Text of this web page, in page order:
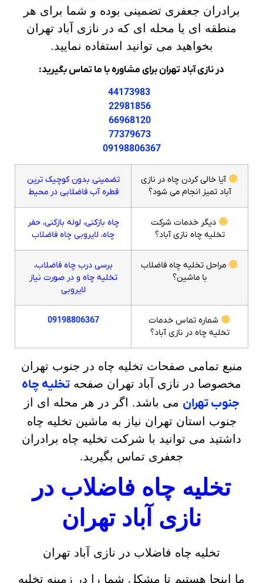
برادران جعفری تضمینی بوده و شما برای هر
منطقه ای یا محله ای که در نازی آباد تهران
بخواهید می توانید استفاده نمایید.
در نازی آباد تهران برای مشاوره با ما تماس بگیرید:
44173983
22981856
66968120
77379673
09198806367
آیا خالی کردن چاه در نازی
آباد تمیز انجام می شود؟
تضمینی بدون کوچیک ترین
قطره آب فاضلابی در محیط
دیگر خدمات شرکت
تخلیه چاه نازی آباد؟
چاه بازکنی، لوله بازکنی، حفر
چاه، لایروبی چاه فاضلاب
مراحل تخلیه چاه فاضلاب
با ماشین؟
برسی درب چاه فاضلاب،
تخلیه چاه و در صورت نیاز
لایروبی
شماره تماس خدمات
تخلیه چاه در نازی آباد؟
09198806367
منبع تمامی صفحات تخلیه چاه در جنوب تهران
مخصوصا در نازی آباد تهران صفحه تخلیه چاه
جنوب تهران می باشد. اگر در هر محله ای از
جنوب استان تهران نیاز به ماشین تخلیه چاه
داشتید می توانید با شرکت تخلیه چاه برادران
جعفری تماس بگیرید.
تخلیه چاه فاضلاب در
نازی آباد تهران
تخلیه چاه فاضلاب در نازی آباد تهران
ما اینجا هستیم تا مشکل شما را در زمینه تخلیه